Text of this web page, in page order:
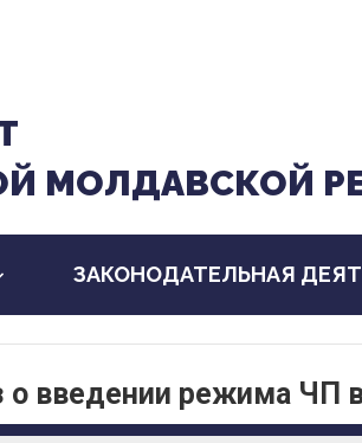
МОЛДАВСКОЙ
ЗАКОНОДАТЕЛЬНАЯ
о введении режима ЧП